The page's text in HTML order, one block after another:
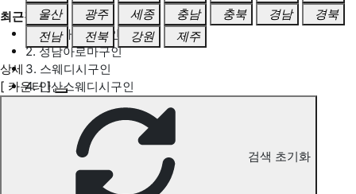
최근검색어
1. 일산마사지구인
2. 성남아로마구인
3. 스웨디시구인
4. 안산스웨디시구인
충주 카운터 구인정보
울산
광주 세종 충남 충북 경남
경북
전남
전북 강원 제주
상세
[ 카운터 ]
검색 초기화